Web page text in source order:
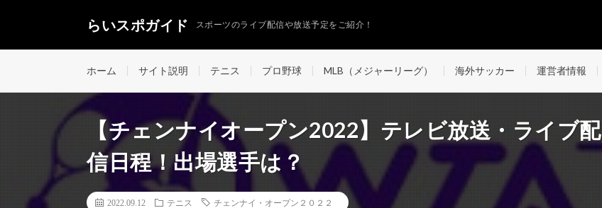
らいスポガイド スポーツのライブ配信や放送予定をご紹介！
ホーム サイト説明 テニス プロ野球 MLB（メジャーリーグ） 海外サッカー 運営者情報
【チェンナイオープン2022】テレビ放送・ライブ配
信日程！出場選手は？
2022.09.12 テニス チェンナイ・オープン２０２２